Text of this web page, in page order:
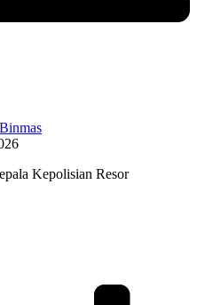
Kepolisian Resor